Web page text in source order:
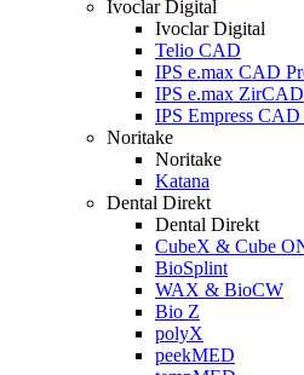
Ivoclar Digital
Ivoclar Digital
Telio CAD
IPS e.max CAD
IPS e.max ZirCAD
IPS Empress
Noritake
Noritake
Katana
Dental Direkt
Dental Direkt
CubeX & Cube
BioSplint
WAX & BioCW
Bio Z
polyX
peekMED